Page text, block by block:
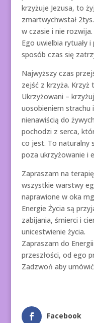
krzyżuje Jezusa, to
zmartwychwstał
w czasie i nie
Ego uwielbia rytuały
sposób czas się
Najwyższy czas
zejść z krzyża. Krzyż
Ukrzyżowani –
uosobieniem strachu
nienawiścią do
pochodzi z serca,
co jest. To naturalny
poza ukrzyżowanie i
Zapraszam na
wszystkie warstwy
naprawione w oka
Energie Życia są
zabijania, śmierci i
unicestwienie życia.
Zapraszam do
przeszłości, od ego
Zadzwoń aby
Facebook